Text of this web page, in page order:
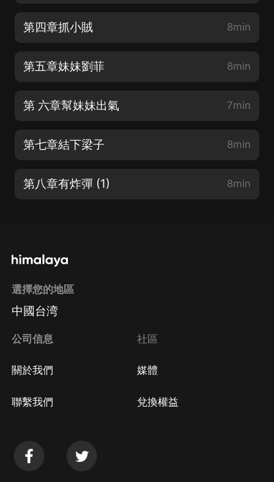
第四章抓小賊 8min
第五章妹妹劉菲 8min
第 六章幫妹妹出氣 7min
第七章結下梁子 8min
第八章有炸彈 (1) 8min
選擇您的地區
中國台湾
公司信息
關於我們
聯繫我們
社區
媒體
兌換權益